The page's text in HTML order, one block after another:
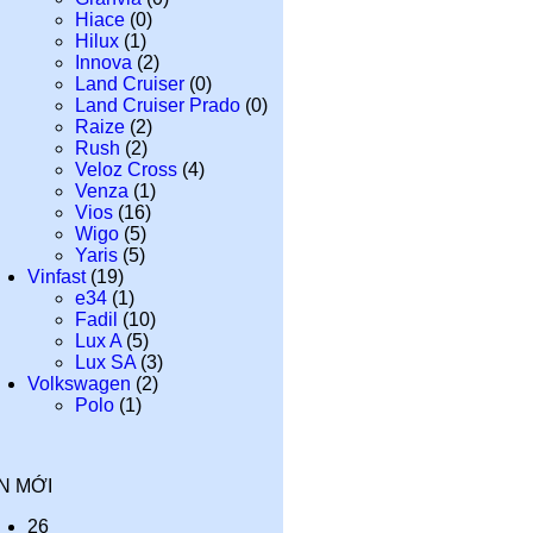
Hiace (0)
Hilux (1)
Innova (2)
Land Cruiser (0)
Land Cruiser Prado (0)
Raize (2)
Rush (2)
Veloz Cross (4)
Venza (1)
Vios (16)
Wigo (5)
Yaris (5)
Vinfast (19)
e34 (1)
Fadil (10)
Lux A (5)
Lux SA (3)
Volkswagen (2)
Polo (1)
MỚI
26